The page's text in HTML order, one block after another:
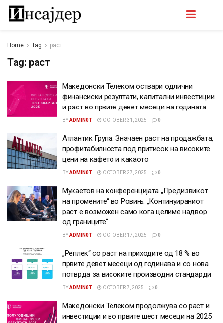
Home Tag раст
Tag: раст
Македонски Телеком оствари одлични
финансиски резултати, капитални инвестиции
и раст во првите девет месеци на годината
BYADMIN0T OCTOBER 31, 2025 0
Атлантик Група: Значаен раст на продажбата,
профитабилноста под притисок на високите
цени на кафето и какаото
BYADMIN0T OCTOBER 27, 2025 0
Мукаетов на конференцијата „Предизвикот
на промените“ во Ровињ: „Континуираниот
раст е возможен само кога целиме надвор
од границите“
BYADMIN0T OCTOBER 17, 2025 0
„Реплек“ со раст на приходите од 18 % во
првите девет месеци од годинава и со нова
потврда за високите производни стандарди
BYADMIN0T OCTOBER 7, 2025 0
Македонски Телеком продолжува со раст и
инвестиции и во првите шест месеци на 2025